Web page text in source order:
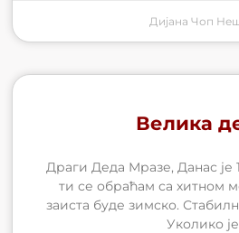
Дијана Чоп
Велика
Драги Деда Мразе, Данас је
ти се обраћам са хитном
заиста буде зимско.
Уколико је